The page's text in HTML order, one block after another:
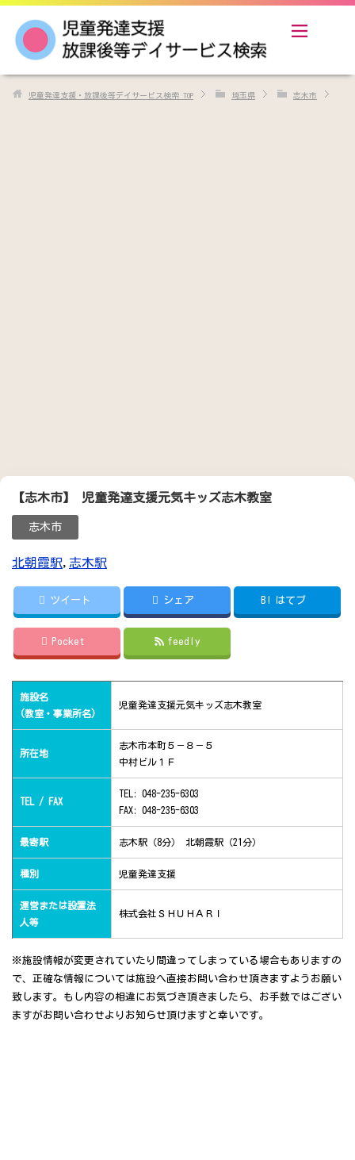
児童発達支援・放課後等デイサービス検索 TOP 埼玉県 志木市
【志木市】 児童発達支援元気キッズ志木教室
志木市
北朝霞駅, 志木駅
ツイート シェア B! はてブ
Pocket feedly
施設名
(教室・事業所名)
児童発達支援元気キッズ志木教室
所在地
志木市本町５－８－５
中村ビル１Ｆ
TEL / FAX
TEL: 048-235-6303
FAX: 048-235-6303
最寄駅 志木駅（8分） 北朝霞駅（21分）
種別 児童発達支援
運営または設置法
人等
株式会社ＳＨＵＨＡＲＩ
※施設情報が変更されていたり間違ってしまっている場合もありますの
で、正確な情報については施設へ直接お問い合わせ頂きますようお願い
致します。もし内容の相違にお気づき頂きましたら、お手数ではござい
ますがお問い合わせよりお知らせ頂けますと幸いです。